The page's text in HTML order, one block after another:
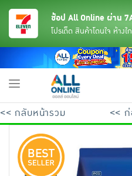
ช้อป All Online ผ่าน
โปรเด็ด สินค้าโดนใจ ห้างใ
Toggle
<< กลับหน้ารวม <<